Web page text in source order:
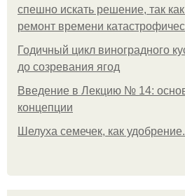
спешно искать решение, так
ремонт времени
Годичный цикл виноградного
до созревания ягод
Введение в Лекцию № 14:
концепции
Шелуха семечек, как